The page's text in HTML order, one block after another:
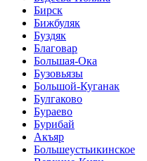
Бирск
Бижбуляк
Буздяк
Благовар
Большая-Ока
Бузовьязы
Большой-Куганак
Булгаково
Бураево
Бурибай
Акъяр
Большеустьикинское